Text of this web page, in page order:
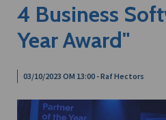
4 Business
Year Award"
03/10/2023 OM 13:00 - Raf Hectors